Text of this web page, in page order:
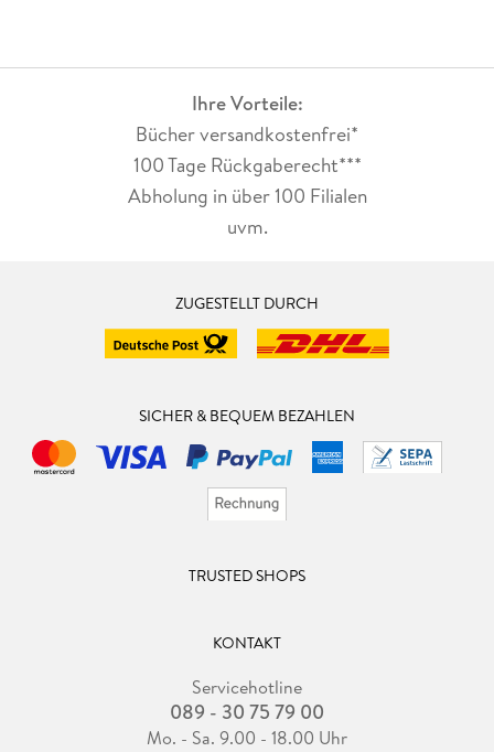
Ihre Vorteile:
Bücher versandkostenfrei*
100 Tage Rückgaberecht***
Abholung in über 100 Filialen
uvm.
ZUGESTELLT DURCH
SICHER & BEQUEM BEZAHLEN
TRUSTED SHOPS
KONTAKT
Servicehotline
089 - 30 75 79 00
Mo. - Sa. 9.00 - 18.00 Uhr